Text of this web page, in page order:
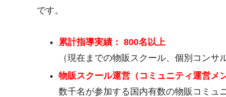
です。
累計指導実績： 800名以上
（現在までの物販スクール、個別コンサ
物販スクール運営（コミュニティ運営メ
数千名が参加する国内有数の物販コミュ